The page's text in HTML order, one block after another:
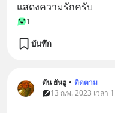
แสดงความรักครับ
1
บันทึก
ตัน ยันฮู • ติดตาม
13 ก.พ. 2023 เวลา